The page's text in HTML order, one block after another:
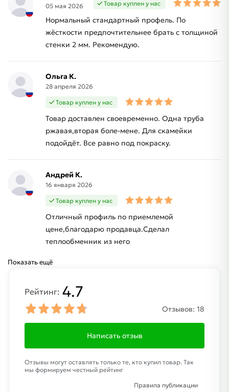
05 мая 2026 Товар куплен у нас
Нормальный стандартный профель. По
жёсткости предпочтительнее брать с толщиной
стенки 2 мм. Рекомендую.
Ольга К.
28 апреля 2026
Товар куплен у нас
Товар доставлен своевременно. Одна труба
ржавая,вторая боле-мене. Для скамейки
подойдёт. Все равно под покраску.
Андрей К.
16 января 2026
Товар куплен у нас
Отличный профиль по приемлемой
цене,благодарю продавца.Сделал
теплообменник из него
Показать ещё
Рейтинг: 4.7
Отзывов: 18
Написать отзыв
Отзывы могут оставлять только те, кто купил товар. Так
мы формируем честный рейтинг
Правила публикации